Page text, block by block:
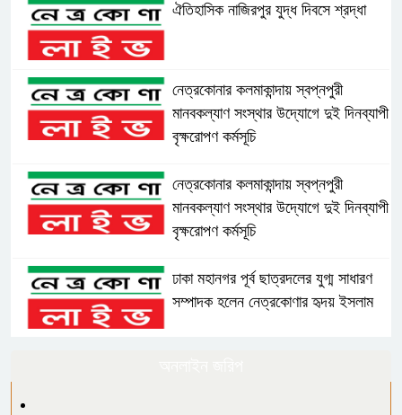
ঐতিহাসিক নাজিরপুর যুদ্ধ দিবসে শ্রদ্ধা
নেত্রকোনার কলমাকান্দায় স্বপ্নপুরী
মানবকল্যাণ সংস্থার উদ্যোগে দুই দিনব্যাপী
বৃক্ষরোপণ কর্মসূচি
নেত্রকোনার কলমাকান্দায় স্বপ্নপুরী
মানবকল্যাণ সংস্থার উদ্যোগে দুই দিনব্যাপী
বৃক্ষরোপণ কর্মসূচি
ঢাকা মহানগর পূর্ব ছাত্রদলের যুগ্ম সাধারণ
সম্পাদক হলেন নেত্রকোণার হৃদয় ইসলাম